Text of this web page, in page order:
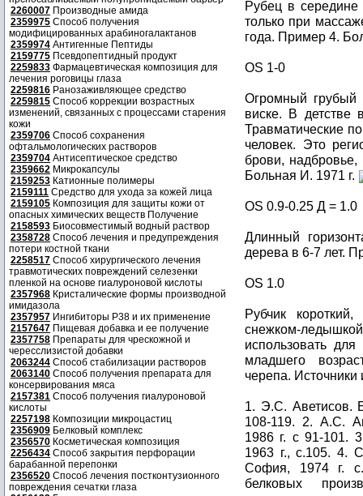
2260007 Производные амида
2359975 Способ получения
модифицированных арабиногалактанов
2359974 Антигенные Пептиды
2159775 Псевдопептидный продукт
2259833 Фармацевтическая композиция для
лечения роговицы глаза
2259816 Ранозаживляющее средство
2259815 Способ коррекции возрастных
изменений, связанных с процессами старения
кожи
2359706 Способ сохранения
офтальмологических растворов
2359704 Антисептическое средство
2359662 Микрокапсулы
2159253 Катионные полимеры
2159111 Средство для ухода за кожей лица
2159105 Композиция для защиты кожи от
опасных химических веществ Получение
2158593 Биосовместимый водный раствор
2358728 Способ лечения и предупреждения
потери костной ткани
2258517 Способ хирургического лечения
травмотических повреждений селезенки
пленкой на основе гиалуроновой кислоты
2357968 Кристалические формы производной
имидазола
2357957 Ингибиторы P38 и их применение
2157647 Пищевая добавка и ее получение
2357758 Препараты для чрескожной и
чересслизистой добавки
2063244 Способ стабилизации растворов
2063140 Способ получения препарата для
консервирования мяса
2157381 Способ получения гиалуроновой
кислоты
2257198 Композиции микроцастиц
2356909 Белковый комплекс
2356570 Косметическая композиция
2256434 Способ закрытия перфорации
барабанной перепонки
2356520 Способ лечения постконтузионного
повреждения сечатки глаза
Рубец в середине
только при
года. Пример 4.
OS 1-0
Огромный грубый
виске. В детстве
Травматические
человек. Это
брови,
Больная И. 1971 г.
OS 0.9-0.25 Д = 1.0
Длинный
дерева в 6-7 лет.
OS 1.0
Рубчик
снежком-
использовать
младшего
черепа.
1. Э.С. Аветисов.
108-119. 2. А.С.
1986 г. с 91-101.
1963 г., с.105. 4.
София, 1974 г.
белковых